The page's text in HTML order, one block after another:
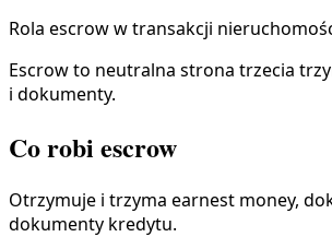
Rola escrow w transakcji
Escrow to neutralna strona trzecia
i dokumenty.
Co robi escrow
Otrzymuje i trzyma earnest money,
dokumenty kredytu.